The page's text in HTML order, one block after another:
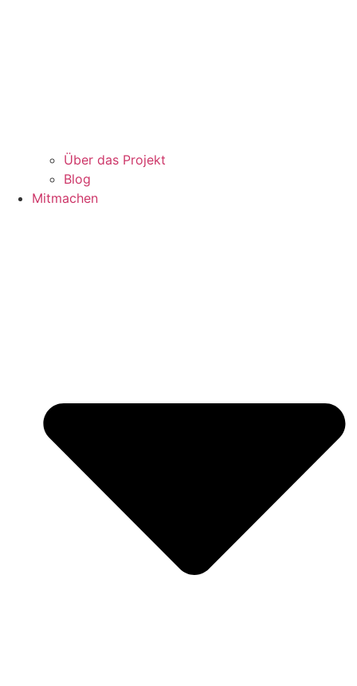
Über das Projekt
Blog
Mitmachen